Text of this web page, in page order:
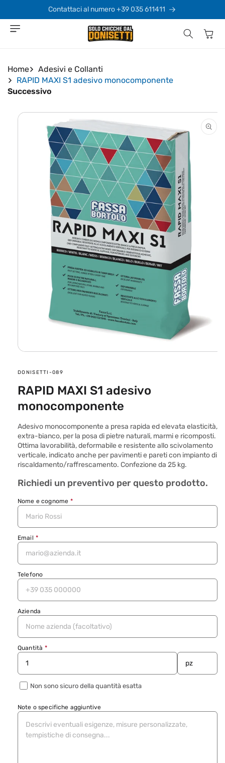
direttamente
ai contenuti
Contattaci al numero +39 035 611411
Carrello
Home
Adesivi e Collanti
RAPID MAXI S1 adesivo monocomponente
Successivo
Passa alle
informazioni
sul prodotto
multimediali
in
finestra
SKU:
DONISETTI-089
RAPID MAXI S1 adesivo
monocomponente
Adesivo monocomponente a presa rapida ed elevata elasticità,
extra-bianco, per la posa di pietre naturali, marmi e ricomposti.
Ottima lavorabilità, deformabile e resistente allo scivolamento
verticale, indicato anche per pavimenti e pareti con impianto di
riscaldamento/raffrescamento. Confezione da 25 kg.
Richiedi un preventivo per questo prodotto.
Nome e cognome *
Email *
Telefono
Azienda
Quantità *
Non sono sicuro della quantità esatta
Note o specifiche aggiuntive